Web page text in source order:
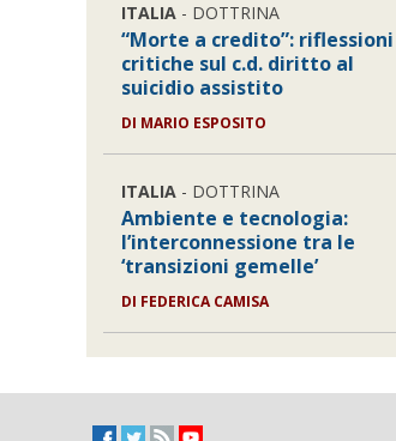
ITALIA - DOTTRINA
“Morte a credito”: riflessioni
critiche sul c.d. diritto al
suicidio assistito
DI MARIO ESPOSITO
ITALIA - DOTTRINA
Ambiente e tecnologia:
l’interconnessione tra le
‘transizioni gemelle’
DI FEDERICA CAMISA